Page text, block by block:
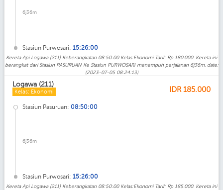
6j36m
Stasiun Purwosari: 15:26:00
Kereta Api Logawa (211) Keberangkatan 08:50:00 Kelas:Ekonomi Tarif: Rp 180.000. Kereta ini
berangkat dari Stasiun PASURUAN Ke Stasiun PURWOSARI menempuh perjalanan 6j36m. date:
(2023-07-05 08:24:13)
Logawa (211)
Kelas: Ekonomi IDR 185.000
Stasiun Pasuruan: 08:50:00
6j36m
Stasiun Purwosari: 15:26:00
Kereta Api Logawa (211) Keberangkatan 08:50:00 Kelas:Ekonomi Tarif: Rp 185.000. Kereta ini